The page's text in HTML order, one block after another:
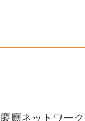
應ネットワーク